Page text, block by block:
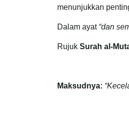
menunjukkan
Dalam ayat “dan
Rujuk Surah al-
Maksudnya: